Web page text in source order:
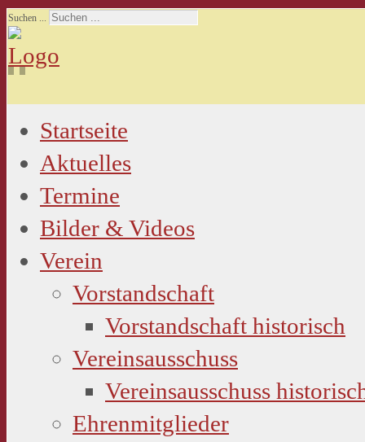
Suchen ...
Startseite
Aktuelles
Termine
Bilder & Videos
Verein
Vorstandschaft
Vorstandschaft historisch
Vereinsausschuss
Vereinsausschuss
Ehrenmitglieder